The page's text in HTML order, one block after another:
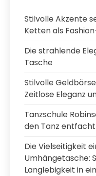
Stilvolle Akzente
Ketten als
Die strahlende
Tasche
Stilvolle
Zeitlose Eleganz
Tanzschule
den Tanz
Die Vielseitigkeit
Umhängetasche:
Langlebigkeit in